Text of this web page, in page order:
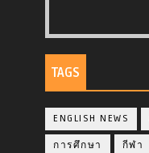
TAGS
ENGLISH NEWS
การศึกษา กีฬา